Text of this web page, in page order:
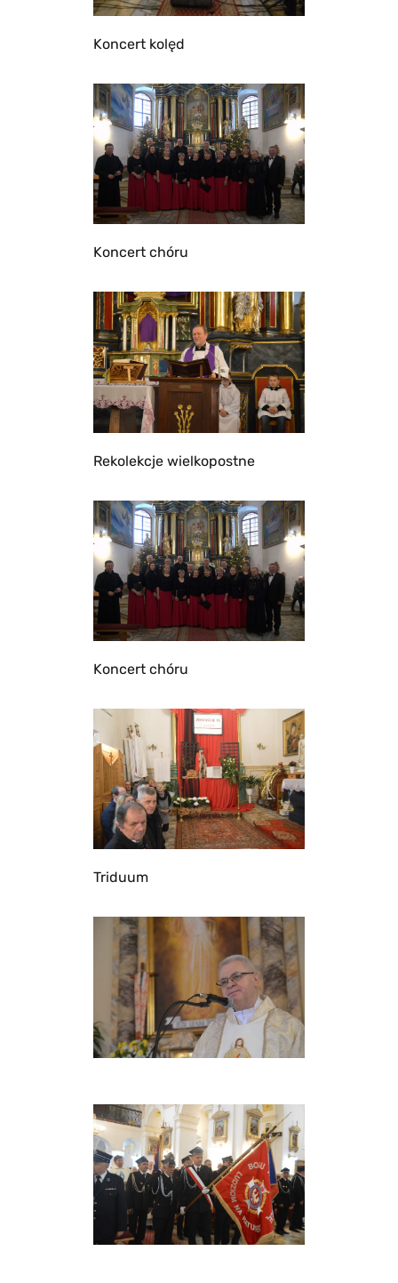
Koncert kolęd
Koncert chóru
Rekolekcje wielkopostne
Koncert chóru
Triduum